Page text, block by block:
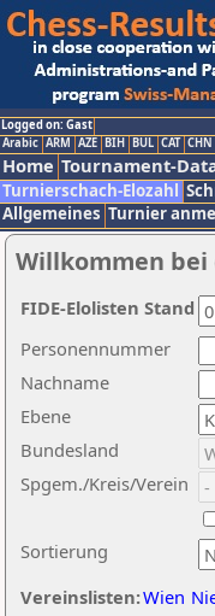
Logged on: Gast
Arabic ARM AZE BIH BUL CAT CHN
Home Tournament-
Turnierschach-Elozahl
Allgemeines Turnier
Willkommen bei
Nachname
Ebene
Sortierung
Personennummer
Bundesland
Spgem./Kreis/Verein
Vereinslisten:Wien
FIDE-Elolisten Stand